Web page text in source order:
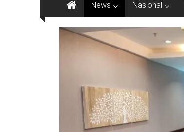
News Nasional